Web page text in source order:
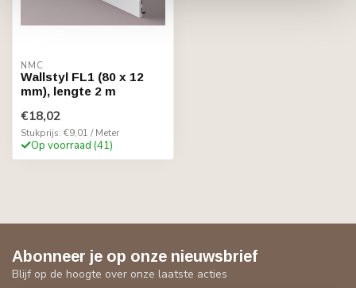
NMC
Wallstyl FL1 (80 x 12
mm), lengte 2 m
€18,02
Stukprijs: €9,01 / Meter
Op voorraad (41)
Abonneer je op onze nieuwsbrief
Blijf op de hoogte over onze laatste acties